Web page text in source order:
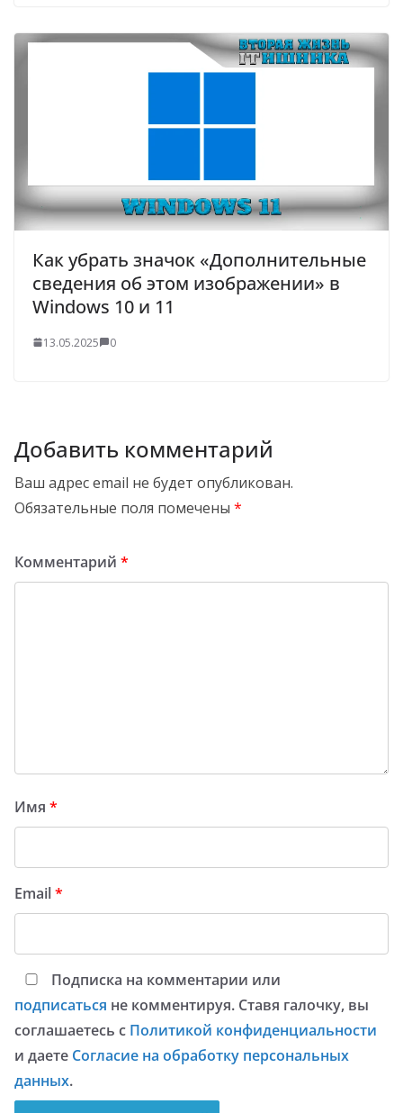
Как убрать значок «Дополнительные
сведения об этом изображении» в
Windows 10 и 11
13.05.2025 0
Добавить комментарий
Ваш адрес email не будет опубликован.
Обязательные поля помечены *
Комментарий *
Имя *
Email*
Подписка на комментарии или
подписаться не комментируя. Ставя галочку, вы
соглашаетесь с Политикой конфиденциальности
и даете Согласие на обработку персональных
данных.